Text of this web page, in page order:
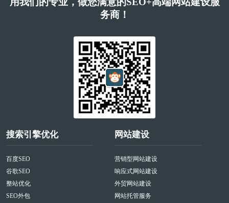
务商！
搜索引擎优化
百度SEO
谷歌SEO
整站优化
SEO外包
网站建设
营销型网站建设
响应式网站建设
外贸网站建设
网站托管服务